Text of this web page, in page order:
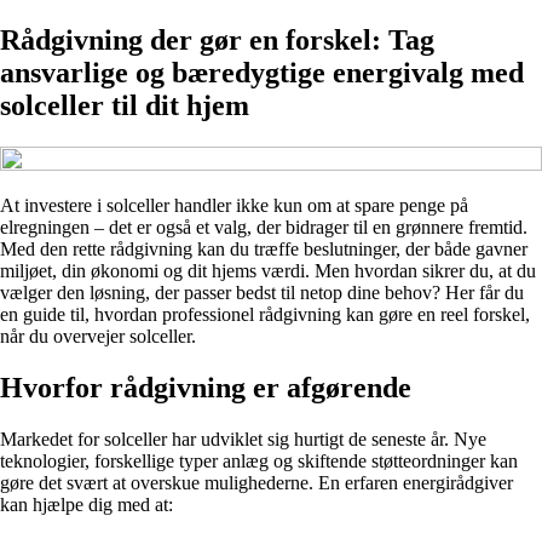
Rådgivning der gør en forskel: Tag
ansvarlige og bæredygtige energivalg med
solceller til dit hjem
At investere i solceller handler ikke kun om at spare penge på
elregningen – det er også et valg, der bidrager til en grønnere fremtid.
Med den rette rådgivning kan du træffe beslutninger, der både gavner
miljøet, din økonomi og dit hjems værdi. Men hvordan sikrer du, at du
vælger den løsning, der passer bedst til netop dine behov? Her får du
en guide til, hvordan professionel rådgivning kan gøre en reel forskel,
når du overvejer solceller.
Hvorfor rådgivning er afgørende
Markedet for solceller har udviklet sig hurtigt de seneste år. Nye
teknologier, forskellige typer anlæg og skiftende støtteordninger kan
gøre det svært at overskue mulighederne. En erfaren energirådgiver
kan hjælpe dig med at: